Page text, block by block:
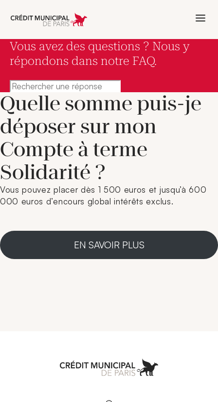
Aller à l'accueil de Crédit Municipal
Vous avez des questions ? Nous y
répondons dans notre FAQ.
Rechercher une réponse
Quelle somme puis-je
déposer sur mon
Compte à terme
Solidarité ?
Vous pouvez placer dès 1 500 euros et jusqu’à 600
000 euros d’encours global intérêts exclus.
EN SAVOIR PLUS